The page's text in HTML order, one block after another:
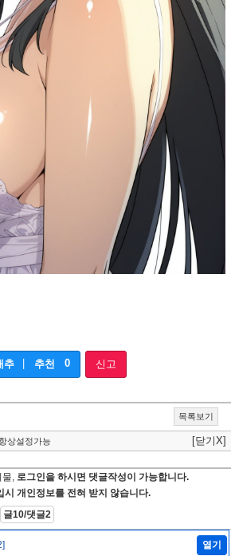
추 추천 0 신고
목록보기
상설정가능 [닫기X]
물, 로그인을 하시면 댓글작성이 가능합니다.
시 개인정보를 전혀 받지 않습니다.
글10/댓글2
열기